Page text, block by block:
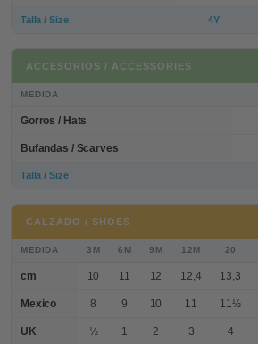
Talla / Size 4Y
ACCESORIOS / ACCESSORIES
MEDIDA
Gorros / Hats
Bufandas / Scarves
Talla / Size
CALZADO / SHOES
MEDIDA 3M 6M 9M 12M 20
cm 10 11 12 12,4 13,3
Mexico 8 9 10 11 11½
UK ½ 1 2 3 4